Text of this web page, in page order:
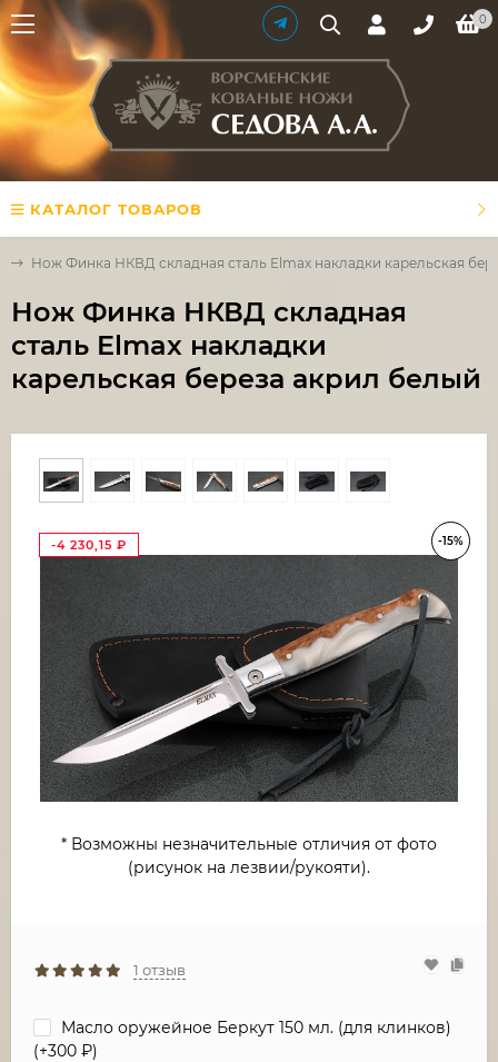
0
КАТАЛОГ ТОВАРОВ
Нож Финка НКВД складная сталь Elmax накладки карельская
Нож Финка НКВД складная
сталь Elmax накладки
карельская береза акрил белый
-15%
-4 230,15 ₽
* Возможны незначительные отличия от фото
(рисунок на лезвии/рукояти).
1 отзыв
Масло оружейное Беркут 150 мл. (для клинков)
(+300 ₽)